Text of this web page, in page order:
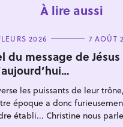
À lire aussi
2026 7 AOÛT
du message de
les puissants de leur
époque a donc
établi... Christine nous